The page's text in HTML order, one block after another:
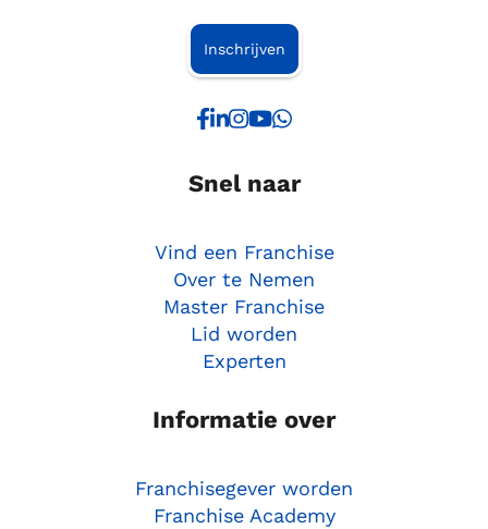
Inschrijven
Snel naar
Vind een Franchise
Over te Nemen
Master Franchise
Lid worden
Experten
Informatie over
Franchisegever worden
Franchise Academy